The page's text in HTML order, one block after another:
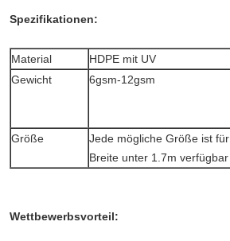
Spezifikationen:
Material HDPE mit UV
Gewicht
6gsm-12gsm
Größe
Jede mögliche Größe ist für
Breite unter 1.7m verfügbar
Wettbewerbsvorteil: